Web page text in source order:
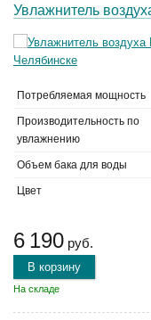
Увлажнитель
Потребляемая мощность
Производительность по
увлажнению
Объем бака для воды
Цвет
6 190 руб.
В корзину
На складе